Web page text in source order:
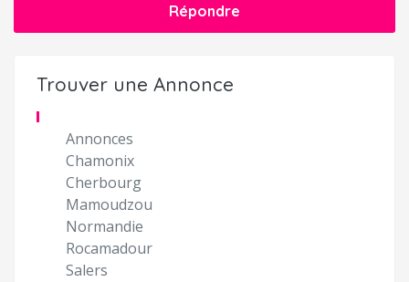
Répondre
Trouver une Annonce
Annonces
Chamonix
Cherbourg
Mamoudzou
Normandie
Rocamadour
Salers